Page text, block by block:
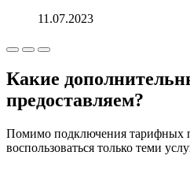
11.07.2023
Какие
предоставляем?
Помимо подключения тарифных
воспользоваться только теми